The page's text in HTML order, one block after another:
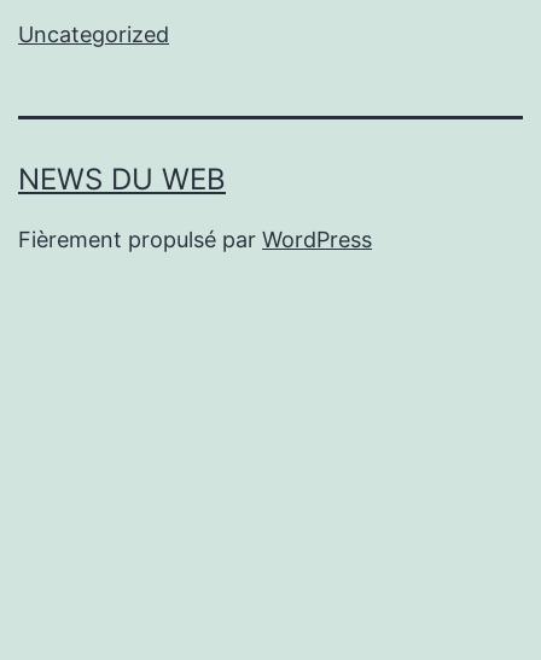
Uncategorized
NEWS DU WEB
Fièrement propulsé par WordPress